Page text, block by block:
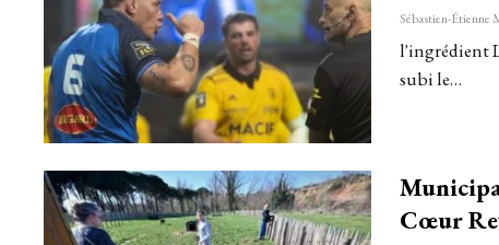
l'ingrédient
subi le…
Cœur